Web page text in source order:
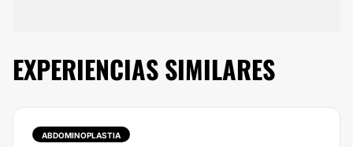
EXPERIENCIAS SIMILARES
ABDOMINOPLASTIA